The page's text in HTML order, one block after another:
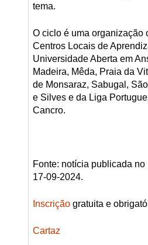
tema.
O ciclo é uma organização
Centros Locais de
Universidade Aberta em
Madeira, Mêda, Praia da
de Monsaraz, Sabugal,
e Silves e da Liga
Cancro.
Fonte: notícia publicada
17-09-2024.
Inscriçãogratuita e
Cartaz